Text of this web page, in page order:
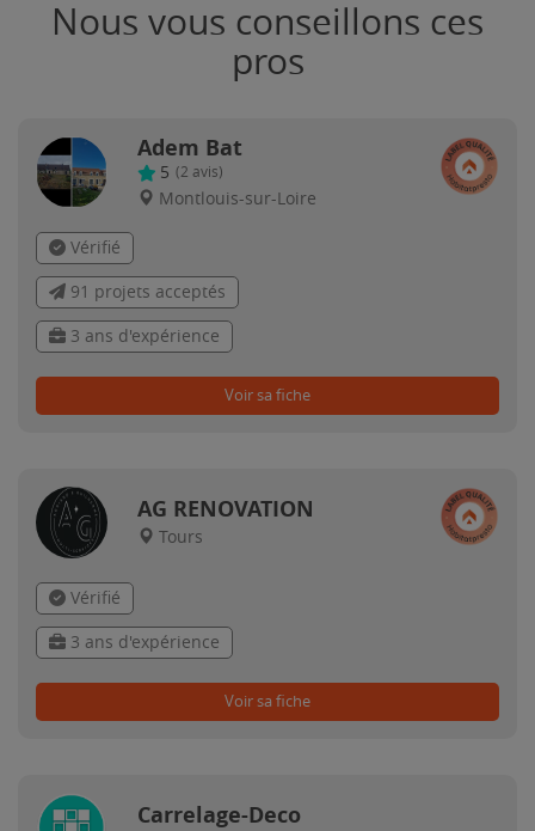
Nous vous conseillons ces
pros
Adem Bat
5 (2 avis)
Montlouis-sur-Loire
Vérifié
91 projets acceptés
3 ans d'expérience
Voir sa fiche
AG RENOVATION
Tours
Vérifié
3 ans d'expérience
Voir sa fiche
Carrelage-Deco